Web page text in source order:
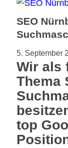
SEO
5. September
Wir als
Thema
top